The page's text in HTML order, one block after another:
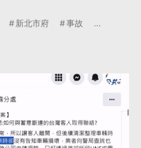
新北市府 事故 ...